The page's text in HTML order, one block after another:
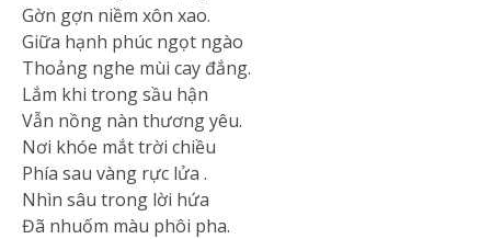
Gờn gợn niềm xôn xao.
Giữa hạnh phúc ngọt ngào
Thoảng nghe mùi cay đắng.
Lắm khi trong sầu hận
Vẫn nồng nàn thương yêu.
Nơi khóe mắt trời chiều
Phía sau vàng rực lửa .
Nhìn sâu trong lời hứa
Đã nhuốm màu phôi pha.